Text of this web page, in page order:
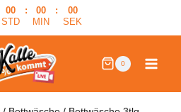
00
STD
:
00
MIN
:
00
SEK
0